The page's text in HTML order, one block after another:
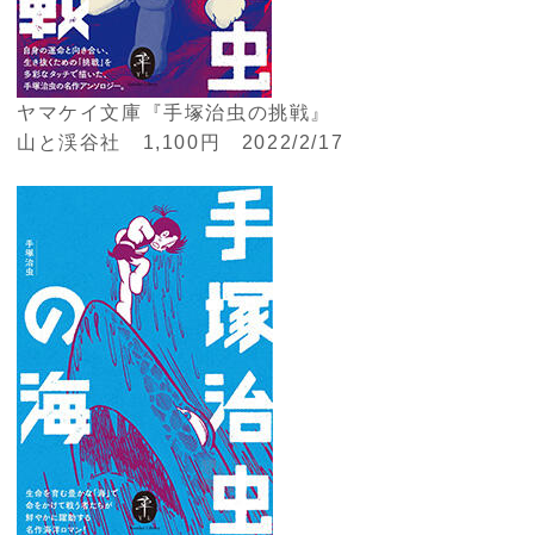
ヤマケイ文庫『手塚治虫の挑戦』
山と渓谷社 1,100円 2022/2/17